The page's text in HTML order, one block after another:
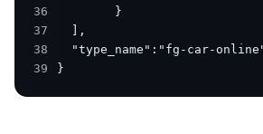
36
37
38
39
}